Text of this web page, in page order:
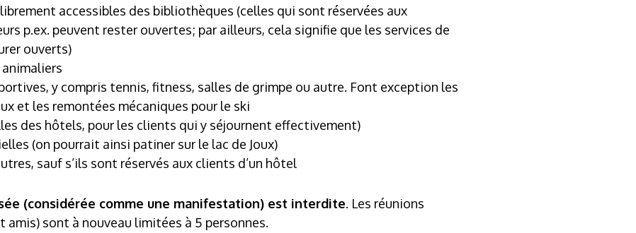
accessibles des bibliothèques (celles qui sont réservées aux
p.ex. peuvent rester ouvertes; par ailleurs, cela signifie que les services de
ouverts)
y compris tennis, fitness, salles de grimpe ou autre. Font exception les
et les remontées mécaniques pour le ski
des hôtels, pour les clients qui y séjournent effectivement)
(on pourrait ainsi patiner sur le lac de Joux)
sauf s’ils sont réservés aux clients d’un hôtel
(considérée comme une manifestation) est interdite. Les réunions
amis) sont à nouveau limitées à 5 personnes.